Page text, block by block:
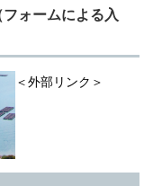
ォームによる入
＜外部リンク＞